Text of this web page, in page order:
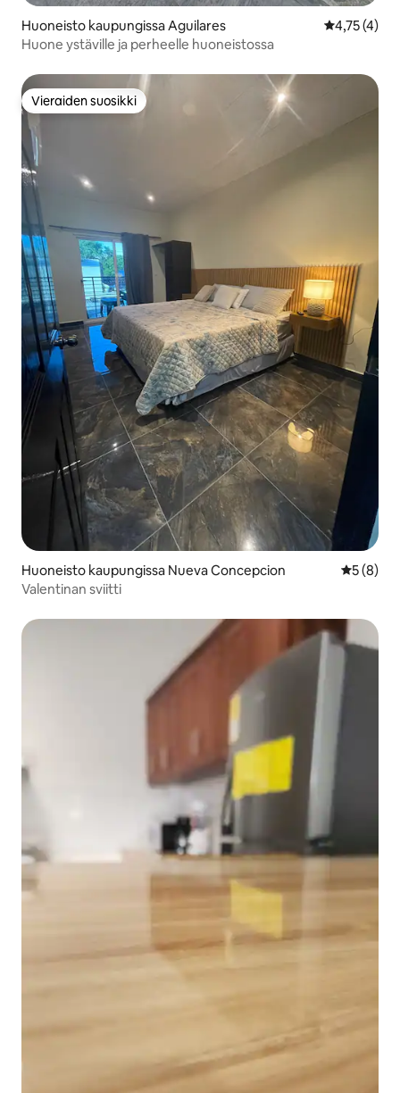
Huoneisto kaupungissa Aguilares
4,75 (4)
Huone ystäville ja perheelle huoneistossa
Vieraiden suosikki
Vieraiden suosikki
Huoneisto kaupungissa Nueva Concepcion
5 (8)
Valentinan sviitti